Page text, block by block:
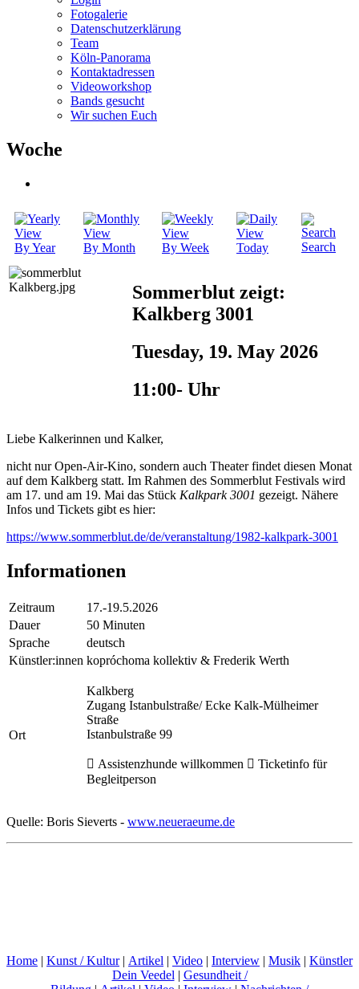
Fotogalerie
Datenschutzerklärung
Team
Köln-Panorama
Kontaktadressen
Videoworkshop
Bands gesucht
Wir suchen Euch
Woche
By Year By Month By Week Today Search
Sommerblut zeigt:
Kalkberg 3001
Tuesday, 19. May 2026
11:00- Uhr
Liebe Kalkerinnen und Kalker,
nicht nur Open-Air-Kino, sondern auch Theater findet diesen Monat
auf dem Kalkberg statt. Im Rahmen des Sommerblut Festivals wird
am 17. und am 19. Mai das Stück Kalkpark 3001 gezeigt. Nähere
Infos und Tickets gibt es hier:
https://www.sommerblut.de/de/veranstaltung/1982-kalkpark-3001
Informationen
Zeitraum
17.-19.5.2026
Dauer
50 Minuten
Sprache
deutsch
Künstler:innen kopróchoma kollektiv & Frederik Werth
Ort
Kalkberg
Zugang Istanbulstraße/ Ecke Kalk-Mülheimer
Straße
Istanbulstraße 99
 Assistenzhunde willkommen  Ticketinfo für
Begleitperson
Quelle: Boris Sieverts - www.neueraeume.de
Home | Kunst / Kultur| Artikel | Video | Interview | Musik | Künstler
Dein Veedel | Gesundheit /